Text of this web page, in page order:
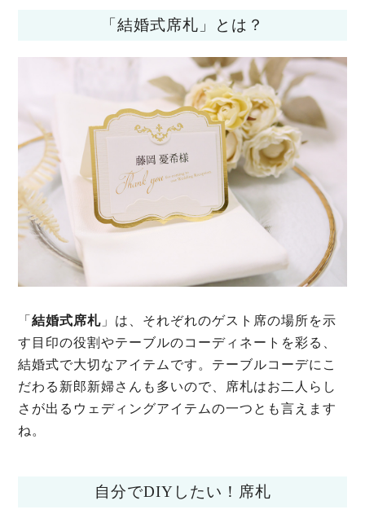
「結婚式席札」とは？
「結婚式席札 」は、それぞれのゲスト席の場所を示
す目印の役割やテーブルのコーディネートを彩る、
結婚式で大切なアイテムです。テーブルコーデにこ
だわる新郎新婦さんも多いので、席札はお二人らし
さが出るウェディングアイテムの一つとも言えます
ね。
自分でDIYしたい！席札